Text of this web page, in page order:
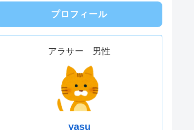
プロフィール
アラサー 男性
yasu